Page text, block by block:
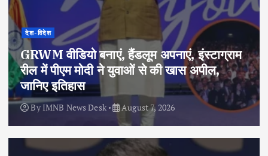
देश-विदेश
GRWM वीडियो बनाएं, हैंडलूम अपनाएं, इंस्टाग्राम
रील में पीएम मोदी ने युवाओं से की खास अपील,
जानिए इतिहास
By IMNB News Desk August 7, 2026